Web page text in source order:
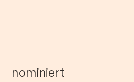
nominiert